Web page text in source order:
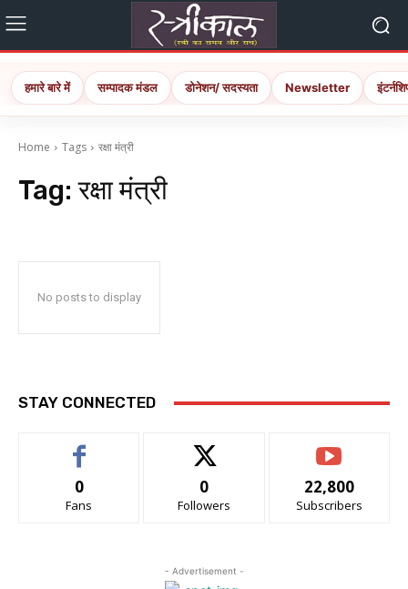
हमारे बारे में सम्पादक मंडल डोनेशन/ सदस्यता Newsletter
Home Tags रक्षा मंत्री
Tag:रक्षा मंत्री
No posts to display
STAY CONNECTED
0
Fans
0
Followers
22,800
Subscribers
- Advertisement -